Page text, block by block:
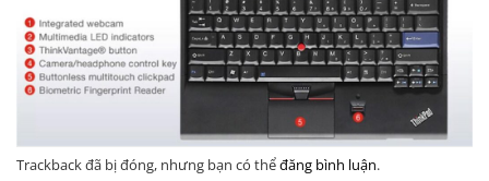
Trackback đã bị đóng, nhưng bạn có thểđăng bình luận.